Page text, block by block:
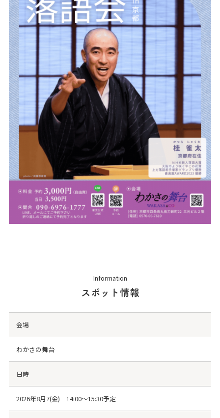
Information
スポット情報
会場
わかさの舞台
日時
2026年8月7(金) 14:00～15:30予定